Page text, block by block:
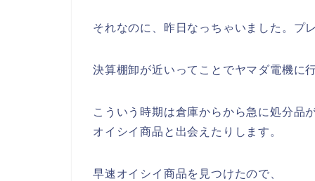
それなのに、昨日なっちゃいました。プ
決算棚卸が近いってことでヤマダ電機に
こういう時期は倉庫からから急に処分品
オイシイ商品と出会えたりします。
早速オイシイ商品を見つけたので、